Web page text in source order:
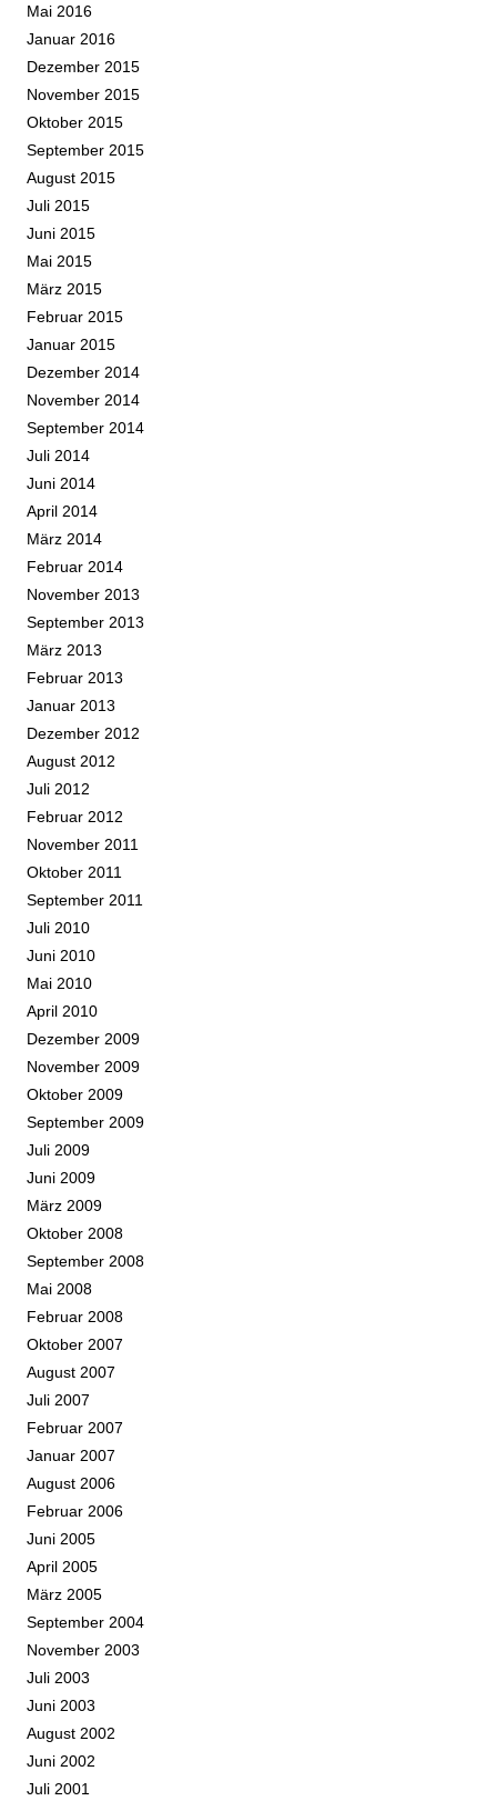
Mai 2016
Januar 2016
Dezember 2015
November 2015
Oktober 2015
September 2015
August 2015
Juli 2015
Juni 2015
Mai 2015
März 2015
Februar 2015
Januar 2015
Dezember 2014
November 2014
September 2014
Juli 2014
Juni 2014
April 2014
März 2014
Februar 2014
November 2013
September 2013
März 2013
Februar 2013
Januar 2013
Dezember 2012
August 2012
Juli 2012
Februar 2012
November 2011
Oktober 2011
September 2011
Juli 2010
Juni 2010
Mai 2010
April 2010
Dezember 2009
November 2009
Oktober 2009
September 2009
Juli 2009
Juni 2009
März 2009
Oktober 2008
September 2008
Mai 2008
Februar 2008
Oktober 2007
August 2007
Juli 2007
Februar 2007
Januar 2007
August 2006
Februar 2006
Juni 2005
April 2005
März 2005
September 2004
November 2003
Juli 2003
Juni 2003
August 2002
Juni 2002
Juli 2001